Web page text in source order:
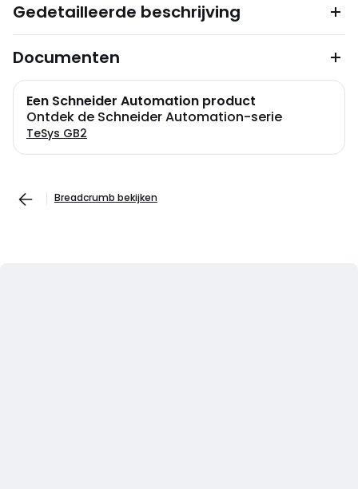
Gedetailleerde beschrijving
Documenten
Een Schneider Automation product
Ontdek de Schneider Automation-serie
TeSys GB2
Breadcrumb bekijken